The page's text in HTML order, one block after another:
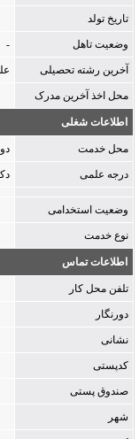
تاریخ تولد
وضعیت تاهل
آخرین رشته تحصیلى
محل اخذ آخرین مدرک
اطلاعات شغلی
محل خدمت
درجه علمی
وضعیت استخدامی
نوع خدمت
اطلاعات تماس
تلفن محل کار
دورنگار
نشانی
کدپستی
صندوق پستی
شهر